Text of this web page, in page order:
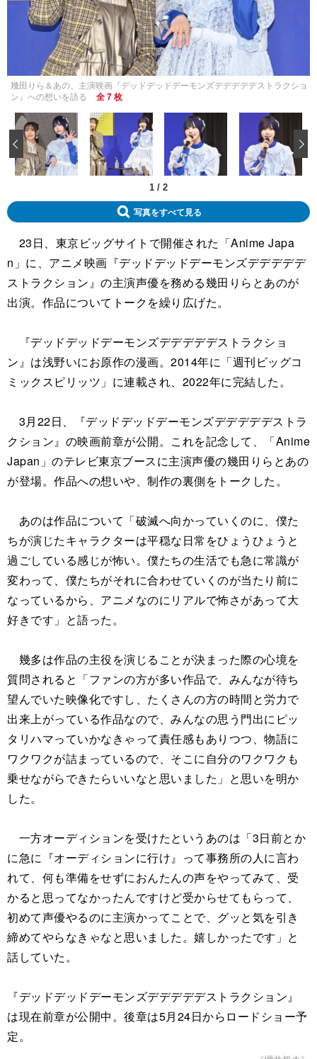
幾田りら＆あの、主演映画『デッドデッドデーモンズデデデデデストラクショ
ン』への想いを語る
全 7 枚
1 / 2
‹
写真をすべて見る
23日、東京ビッグサイトで開催された「Anime Japa
n」に、アニメ映画『デッドデッドデーモンズデデデデデ
ストラクション』の主演声優を務める幾田りらとあのが
出演。作品についてトークを繰り広げた。
『デッドデッドデーモンズデデデデデストラクショ
ン』は浅野いにお原作の漫画。2014年に「週刊ビッグコ
ミックスピリッツ」に連載され、2022年に完結した。
3月22日、『デッドデッドデーモンズデデデデデストラ
クション』の映画前章が公開。これを記念して、「Anime
Japan」のテレビ東京ブースに主演声優の幾田りらとあの
が登場。作品への想いや、制作の裏側をトークした。
あのは作品について「破滅へ向かっていくのに、僕た
ちが演じたキャラクターは平穏な日常をひょうひょうと
過ごしている感じが怖い。僕たちの生活でも急に常識が
変わって、僕たちがそれに合わせていくのが当たり前に
なっているから、アニメなのにリアルで怖さがあって大
好きです」と語った。
幾多は作品の主役を演じることが決まった際の心境を
質問されると「ファンの方が多い作品で、みんなが待ち
望んでいた映像化ですし、たくさんの方の時間と労力で
出来上がっている作品なので、みんなの思う門出にピッ
タリハマっていかなきゃって責任感もありつつ、物語に
ワクワクが詰まっているので、そこに自分のワクワクも
乗せながらできたらいいなと思いました」と思いを明か
した。
一方オーディションを受けたというあのは「3日前とか
に急に『オーディションに行け』って事務所の人に言わ
れて、何も準備をせずにおんたんの声をやってみて、受
かると思ってなかったんですけど受からせてもらって、
初めて声優やるのに主演かってことで、グッと気を引き
締めてやらなきゃなと思いました。嬉しかったです」と
話していた。
『デッドデッドデーモンズデデデデデストラクション』
は現在前章が公開中。後章は5月24日からロードショー予
定。